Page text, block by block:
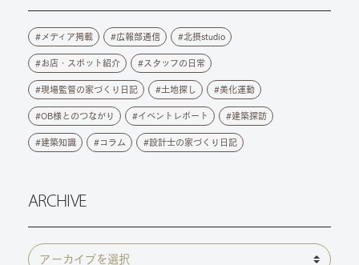
メディア掲載 広報部通信 北摂studio
お店・スポット紹介 スタッフの日常
現場監督の家づくり日記 土地探し 美化運動
OB様とのつながり イベントレポート 建築探訪
建築知識 コラム 設計士の家づくり日記
ARCHIVE